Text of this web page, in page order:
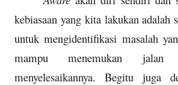
kebiasaan yang kita lakukan adalah
untuk mengidentifikasi masalah
mampu menemukan
menyelesaikannya. Begitu juga